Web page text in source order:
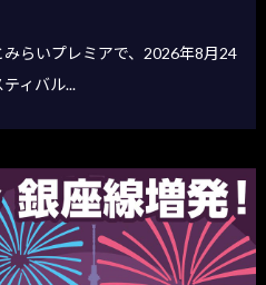
らいプレミアで、2026年8月24
ィバル...